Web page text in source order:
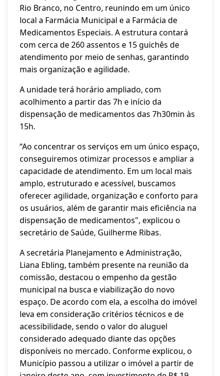
Rio Branco, no Centro, reunindo em um único
local a Farmácia Municipal e a Farmácia de
Medicamentos Especiais. A estrutura contará
com cerca de 260 assentos e 15 guichês de
atendimento por meio de senhas, garantindo
mais organização e agilidade.
A unidade terá horário ampliado, com
acolhimento a partir das 7h e início da
dispensação de medicamentos das 7h30min às
15h.
“Ao concentrar os serviços em um único espaço,
conseguiremos otimizar processos e ampliar a
capacidade de atendimento. Em um local mais
amplo, estruturado e acessível, buscamos
oferecer agilidade, organização e conforto para
os usuários, além de garantir mais eficiência na
dispensação de medicamentos", explicou o
secretário de Saúde, Guilherme Ribas.
A secretária Planejamento e Administração,
Liana Ebling, também presente na reunião da
comissão, destacou o empenho da gestão
municipal na busca e viabilização do novo
espaço. De acordo com ela, a escolha do imóvel
leva em consideração critérios técnicos e de
acessibilidade, sendo o valor do aluguel
considerado adequado diante das opções
disponíveis no mercado. Conforme explicou, o
Município passou a utilizar o imóvel a partir de